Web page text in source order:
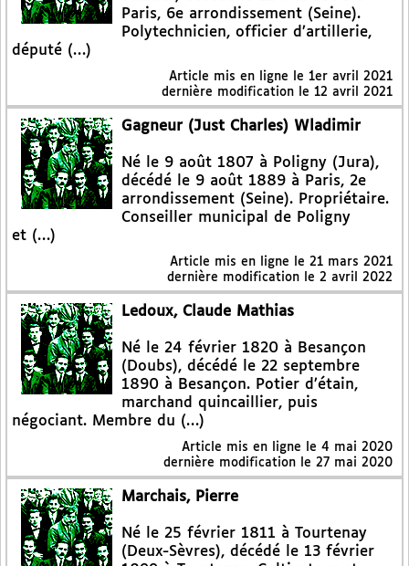
Paris, 6e arrondissement (Seine).
Polytechnicien, officier d’artillerie,
député (…)
Article mis en ligne le 1er avril 2021
dernière modification le 12 avril 2021
Gagneur (Just Charles) Wladimir
Né le 9 août 1807 à Poligny (Jura),
décédé le 9 août 1889 à Paris, 2e
arrondissement (Seine). Propriétaire.
Conseiller municipal de Poligny
et (…)
Article mis en ligne le 21 mars 2021
dernière modification le 2 avril 2022
Ledoux, Claude Mathias
Né le 24 février 1820 à Besançon
(Doubs), décédé le 22 septembre
1890 à Besançon. Potier d’étain,
marchand quincaillier, puis
négociant. Membre du (…)
Article mis en ligne le 4 mai 2020
dernière modification le 27 mai 2020
Marchais, Pierre
Né le 25 février 1811 à Tourtenay
(Deux-Sèvres), décédé le 13 février